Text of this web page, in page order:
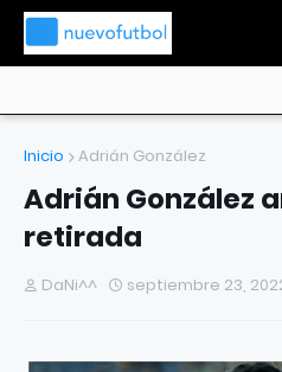
Inicio Adrián González
Adrián González
retirada
DaNi^^ septiembre 23,